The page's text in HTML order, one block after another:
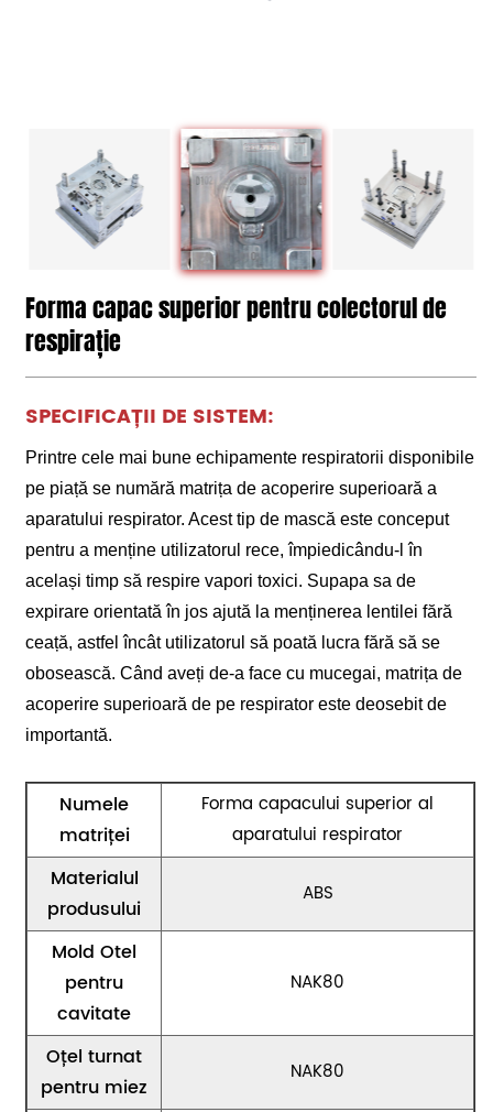
Forma capac superior pentru colectorul de
respirație
SPECIFICAȚII DE SISTEM:
Printre cele mai bune echipamente respiratorii disponibile
pe piață se numără matrița de acoperire superioară a
aparatului respirator. Acest tip de mască este conceput
pentru a menține utilizatorul rece, împiedicându-l în
același timp să respire vapori toxici. Supapa sa de
expirare orientată în jos ajută la menținerea lentilei fără
ceață, astfel încât utilizatorul să poată lucra fără să se
obosească. Când aveți de-a face cu mucegai, matrița de
acoperire superioară de pe respirator este deosebit de
importantă.
Numele
matriței
Forma capacului superior al
aparatului respirator
Materialul
produsului
ABS
Mold Otel
pentru
cavitate
NAK80
Oțel turnat
pentru miez
NAK80